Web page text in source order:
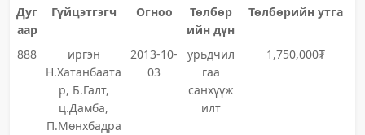
Дуг
аар
Гүйцэтгэгч Огноо
Төлбөр
ийн дүн
Төлбөрийн утга
888
иргэн
Н.Хатанбаата
р, Б.Галт,
ц.Дамба,
П.Мөнхбадра
2013-10-
03
урьдчил
гаа
санхүүж
илт
1,750,000₮